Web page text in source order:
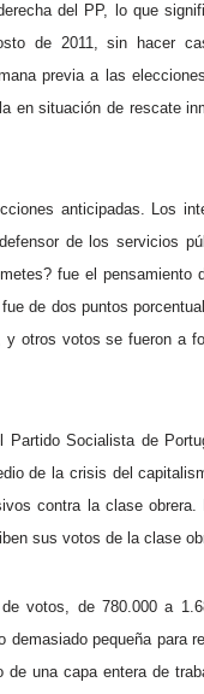
del PP, lo que
de 2011, sin hacer
previa a las
en situación de rescate
anticipadas. Los
de los servicios
fue el pensamiento
de dos puntos
otros votos se fueron a
Socialista de
de la crisis del
contra la clase obrera.
sus votos de la clase
votos, de 780.000 a
pequeña para
una capa entera de